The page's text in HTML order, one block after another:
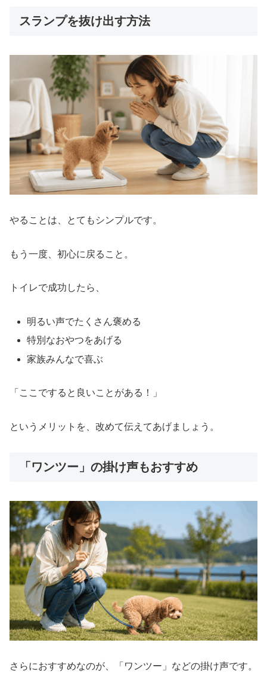
スランプを抜け出す方法
やることは、とてもシンプルです。
もう一度、初心に戻ること。
トイレで成功したら、
明るい声でたくさん褒める
特別なおやつをあげる
家族みんなで喜ぶ
「ここですると良いことがある！」
というメリットを、改めて伝えてあげましょう。
「ワンツー」の掛け声もおすすめ
さらにおすすめなのが、「ワンツー」などの掛け声です。